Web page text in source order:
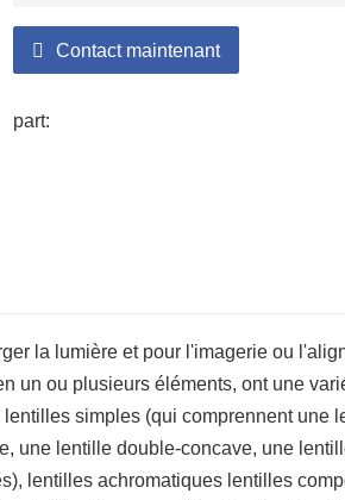
Contact maintenant
part:
la lumière et pour l'imagerie ou
un ou plusieurs éléments, ont une
simples (qui comprennent une
une lentille double-concave, une
lentilles achromatiques lentilles